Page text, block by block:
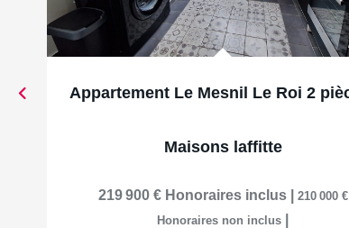
Maisons laffitte
219 900 € Honoraires inclus
210 000 €
Honoraires non inclus